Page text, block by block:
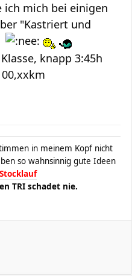
ich mich bei einigen
"Kastriert und
knapp 3:45h
in meinem Kopf nicht
so wahnsinnig gute Ideen
Stocklauf
TRI schadet nie.